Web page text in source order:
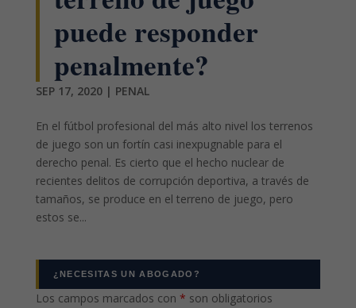
puede responder
penalmente?
SEP 17, 2020| PENAL
En el fútbol profesional del más alto nivel los terrenos
de juego son un fortín casi inexpugnable para el
derecho penal. Es cierto que el hecho nuclear de
recientes delitos de corrupción deportiva, a través de
tamaños, se produce en el terreno de juego, pero
estos se...
¿NECESITAS UN ABOGADO?
Los campos marcados con * son obligatorios